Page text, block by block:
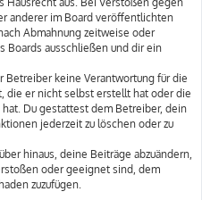
anderer im Board veröffentlichten
Abmahnung zeitweise oder
Boards ausschließen und dir ein
Betreiber keine Verantwortung für die
die er nicht selbst erstellt hat oder die
Du gestattest dem Betreiber, dein
jederzeit zu löschen oder zu
hinaus, deine Beiträge abzuändern,
oder geeignet sind, dem
zuzufügen.